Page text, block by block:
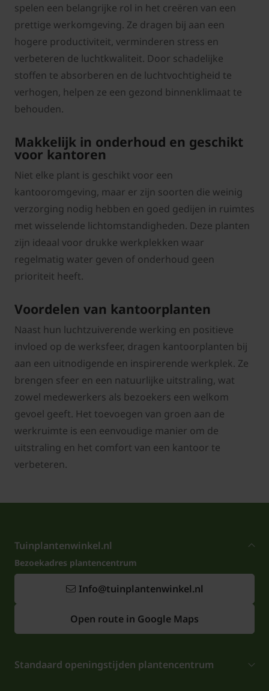
spelen een belangrijke rol in het creëren van een
prettige werkomgeving. Ze dragen bij aan een
hogere productiviteit, verminderen stress en
verbeteren de luchtkwaliteit. Door schadelijke
stoffen te absorberen en de luchtvochtigheid te
verhogen, helpen ze een gezond binnenklimaat te
behouden.
Makkelijk in onderhoud en geschikt
voor kantoren
Niet elke plant is geschikt voor een
kantooromgeving, maar er zijn soorten die weinig
verzorging nodig hebben en goed gedijen in ruimtes
met wisselende lichtomstandigheden. Deze planten
zijn ideaal voor drukke werkplekken waar
regelmatig water geven of onderhoud geen
prioriteit heeft.
Voordelen van kantoorplanten
Naast hun luchtzuiverende werking en positieve
invloed op de werksfeer, dragen kantoorplanten bij
aan een uitnodigende en inspirerende werkplek. Ze
brengen sfeer en een natuurlijke uitstraling, wat
zowel medewerkers als bezoekers een welkom
gevoel geeft. Het toevoegen van groen aan de
werkruimte is een eenvoudige manier om de
uitstraling en het comfort van een kantoor te
verbeteren.
Tuinplantenwinkel.nl
Bezoekadres plantencentrum
Info@tuinplantenwinkel.nl
Open route in Google Maps
Standaard openingstijden plantencentrum